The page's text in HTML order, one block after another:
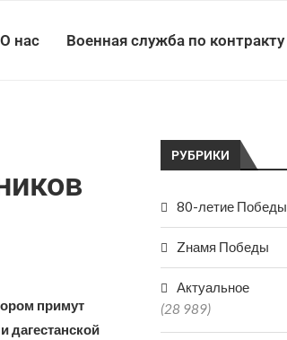
О нас Военная служба по контракту
примут
дагестанской
РУБРИКИ
80-летие Победы
Zнамя Победы
Актуальное
(28 989)